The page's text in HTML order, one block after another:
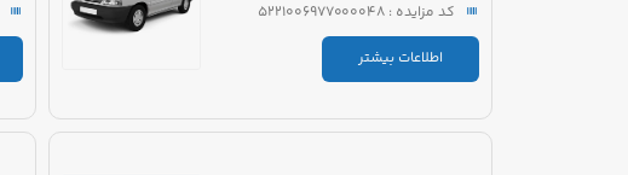
کد مزایده : 5221006977000048
اطلاعات بیشتر